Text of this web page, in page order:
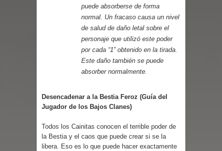
puede absorberse de forma
normal. Un fracaso causa un nivel
de salud de daño letal sobre el
personaje que utilizó este poder
por cada “1” obtenido en la tirada.
Este daño también se puede
absorber normalmente.
Desencadenar a la Bestia Feroz (Guía del
Jugador de los Bajos Clanes)
Todos los Cainitas conocen el terrible poder de
la Bestia y el caos que puede crear si se la
libera. Eso es lo que puede hacer exactamente